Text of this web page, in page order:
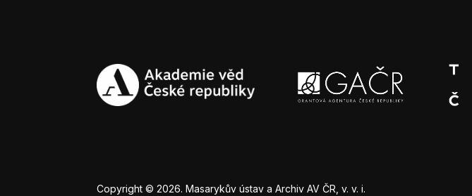
Copyright © 2026. Masarykův ústav a Archiv AV ČR, v. v. i.